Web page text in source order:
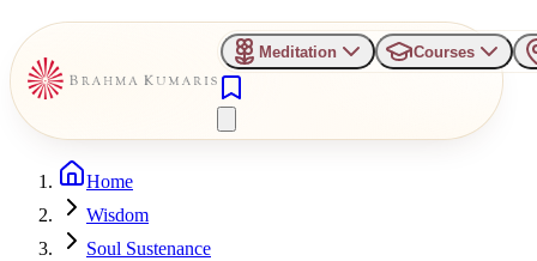
Meditation Courses
Home
Wisdom
Soul Sustenance